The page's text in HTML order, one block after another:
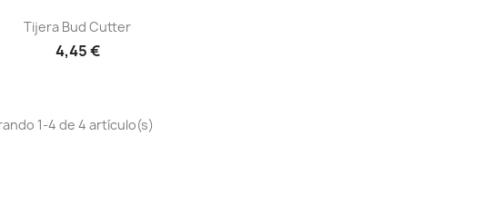
Vista rápida
Tijera Bud Cutter
4,45 €
1-4 de 4 artículo(s)